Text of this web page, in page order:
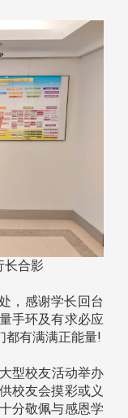
长合影
，感谢学长回台
手环及有求必应
都有满满正能量!
型校友活动举办
校友会摸彩或义
分敬佩与感恩学